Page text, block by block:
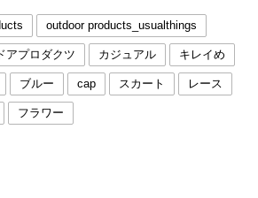
outdoor products_usualthings
アプロダクツ カジュアル キレイめ
ブルー cap スカート レース
フラワー